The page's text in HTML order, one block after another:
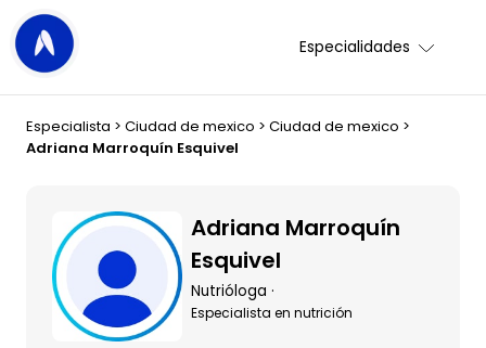
Especialidades
Especialista > Ciudad de mexico > Ciudad de mexico >
Adriana Marroquín Esquivel
Adriana Marroquín
Esquivel
Nutrióloga ·
Especialista en nutrición